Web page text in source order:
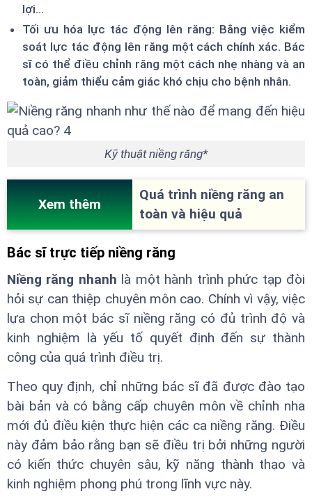
lợi...
Tối ưu hóa lực tác động lên răng: Bằng việc kiểm
soát lực tác động lên răng một cách chính xác. Bác
sĩ có thể điều chỉnh răng một cách nhẹ nhàng và an
toàn, giảm thiểu cảm giác khó chịu cho bệnh nhân.
Kỹ thuật niềng răng*
Xem thêm
Quá trình niềng răng an
toàn và hiệu quả
Bác sĩ trực tiếp niềng răng
Niềng răng nhanh là một hành trình phức tạp đòi
hỏi sự can thiệp chuyên môn cao. Chính vì vậy, việc
lựa chọn một bác sĩ niềng răng có đủ trình độ và
kinh nghiệm là yếu tố quyết định đến sự thành
công của quá trình điều trị.
Theo quy định, chỉ những bác sĩ đã được đào tạo
bài bản và có bằng cấp chuyên môn về chỉnh nha
mới đủ điều kiện thực hiện các ca niềng răng. Điều
này đảm bảo rằng bạn sẽ điều trị bởi những người
có kiến thức chuyên sâu, kỹ năng thành thạo và
kinh nghiệm phong phú trong lĩnh vực này.